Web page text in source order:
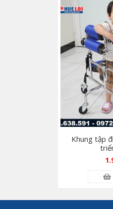
Khung tập